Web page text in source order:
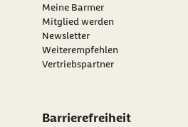
Meine Barmer
Mitglied werden
Newsletter
externer Link:
Weiterempfehlen
Vertriebspartner
Barrierefreiheit